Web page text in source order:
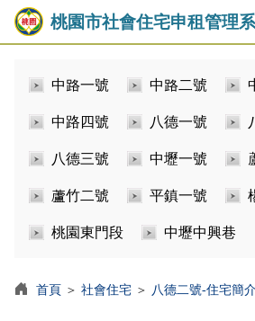
桃園市社會住宅申租管理
中路一號 中路二號
中路四號 八德一號
八德三號 中壢一號
蘆竹二號 平鎮一號
桃園東門段 中壢中興巷
首頁 ＞ 社會住宅 ＞ 八德二號-住宅簡